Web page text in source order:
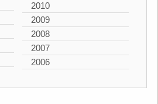
2010
2009
2008
2007
2006